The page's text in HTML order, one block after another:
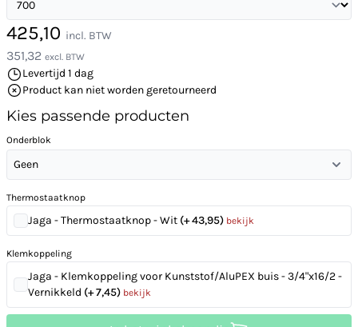
425,10 incl. BTW
351,32 excl. BTW
Levertijd 1 dag
Product kan niet worden geretourneerd
Kies passende producten
Onderblok
Geen
Thermostaatknop
Jaga - Thermostaatknop - Wit (+ 43,95) bekijk
Klemkoppeling
Jaga - Klemkoppeling voor Kunststof/AluPEX buis - 3/4"x16/2 -
Vernikkeld (+ 7,45) bekijk